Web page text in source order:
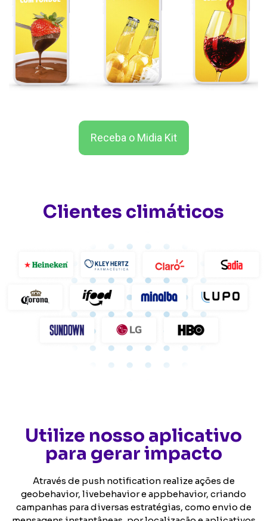
Receba o Midia Kit
Clientes climáticos
Utilize nosso aplicativo
para gerar impacto
Através de push notification realize ações de
geobehavior, livebehavior e appbehavior, criando
campanhas para diversas estratégias, como envio de